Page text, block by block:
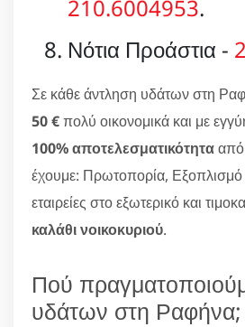
210.6004953.
Νότια Προάστια -
Σε κάθε άντληση υδάτων στη
50 €πολύ οικονομικά και με
100% αποτελεσματικότητααπό
έχουμε: Πρωτοπορία,
εταιρείες στο εξωτερικό και
καλάθι νοικοκυριού.
Πού
υδάτων στη Ραφήνα;